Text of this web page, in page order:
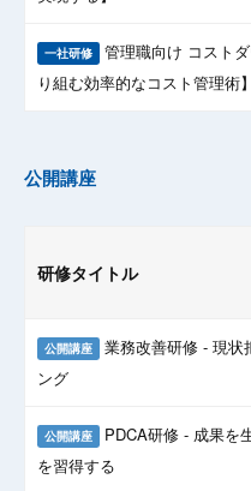
一社研修 管理職向け コスト
り組む効率的なコスト管理術】
公開講座
研修タイトル
公開講座 業務改善研修 - 現状
ング
公開講座 PDCA研修 - 成果を
を習得する